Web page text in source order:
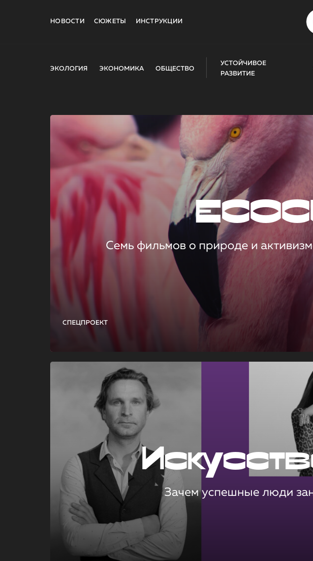
НОВОСТИ СЮЖЕТЫ ИНСТРУКЦИИ
ЭКОЛОГИЯ ЭКОНОМИКА ОБЩЕСТВО
УСТОЙЧИВОЕ
РАЗВИТИЕ
СПЕЦПРОЕКТ
Семь фильмов о природе и
Зачем успешные люди